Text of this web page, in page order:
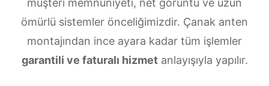
müşteri memnuniyeti, net görüntü ve uzun
ömürlü sistemler önceliğimizdir. Çanak anten
montajından ince ayara kadar tüm işlemler
garantili ve faturalı hizmetanlayışıyla yapılır.